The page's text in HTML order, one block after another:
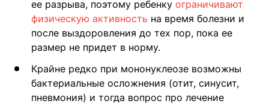
ее разрыва, поэтому ребенку ограничивают
физическую активность на время болезни и
после выздоровления до тех пор, пока ее
размер не придет в норму.
Крайне редко при мононуклеозе возможны
бактериальные осложнения (отит, синусит,
пневмония) и тогда вопрос про лечение